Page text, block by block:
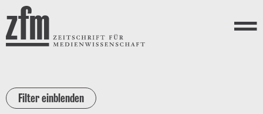
Direkt zum Inhalt
ZEITSCHRIFT FÜR
MEDIENWISSENSCHAFT
Menü
Filter einblenden